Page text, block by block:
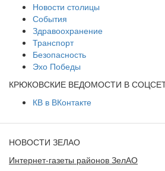
Новости столицы
События
Здравоохранение
Транспорт
Безопасность
Эхо Победы
КРЮКОВСКИЕ ВЕДОМОСТИ В
КВ в ВКонтакте
НОВОСТИ ЗЕЛАО
Интернет-газеты районов ЗелАО